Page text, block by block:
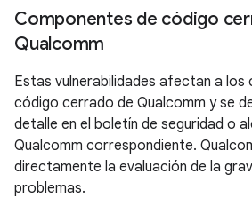
Componentes de código
Qualcomm
Estas vulnerabilidades afectan a los
código cerrado de Qualcomm y se
detalle en el boletín de seguridad o
Qualcomm correspondiente.
directamente la evaluación de la
problemas.